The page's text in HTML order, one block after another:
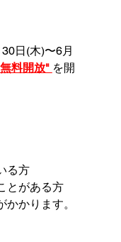
日(木)〜6月
料開放" を開
る方
とがある方
かります。